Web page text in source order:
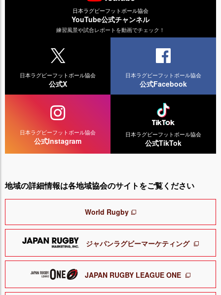
日本ラグビーフットボール協会
YouTube公式チャンネル
練習風景や試合レポートを動画でチェック！
日本ラグビーフットボール協会
公式X
日本ラグビーフットボール協会
公式Facebook
日本ラグビーフットボール協会
公式Instagram
日本ラグビーフットボール協会
公式TikTok
地域の詳細情報は各地域協会のサイトをご覧ください
World Rugby
ジャパンラグビーマーケティング
JAPAN RUGBY LEAGUE ONE